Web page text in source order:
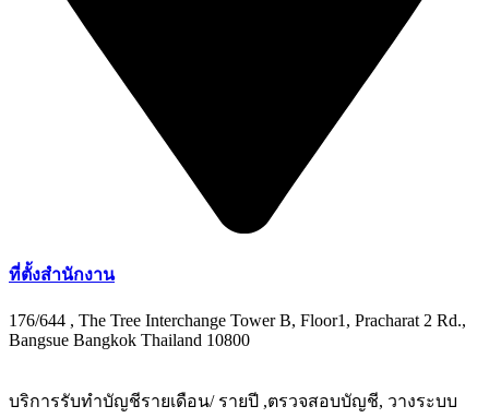
ที่ตั้งสำนักงาน
176/644 , The Tree Interchange Tower B, Floor1, Pracharat 2 Rd.,
Bangsue Bangkok Thailand 10800
บริการรับทำบัญชีรายเดือน/ รายปี ,ตรวจสอบบัญชี, วางระบบ